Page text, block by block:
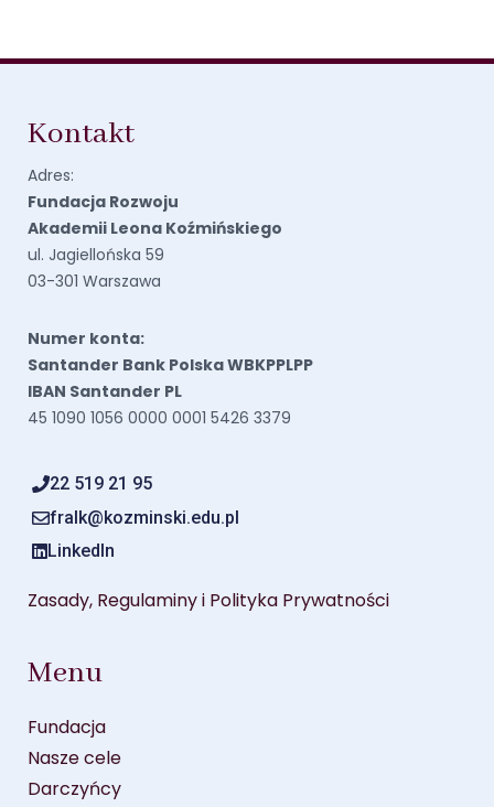
Kontakt
Adres:
Fundacja Rozwoju
Akademii Leona Koźmińskiego
ul. Jagiellońska 59
03-301 Warszawa
Numer konta:
Santander Bank Polska WBKPPLPP
IBAN Santander PL
45 1090 1056 0000 0001 5426 3379
22 519 21 95
fralk@kozminski.edu.pl
LinkedIn
Zasady, Regulaminy i Polityka Prywatności
Menu
Fundacja
Nasze cele
Darczyńcy